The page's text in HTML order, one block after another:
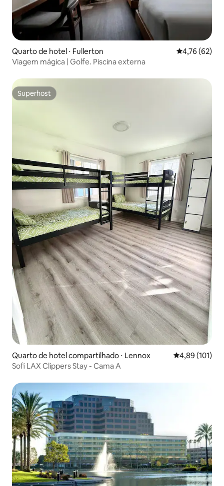
Quarto de hotel ⋅ Fullerton 4,76 de uma
4,76 (62)
Viagem mágica | Golfe. Piscina externa
Superhost
Superhost
Quarto de hotel compartilhado ⋅ Lennox 4,89 de uma
4,89 (101)
Sofi LAX Clippers Stay - Cama A